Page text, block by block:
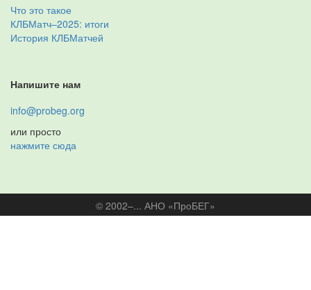
Что это такое
КЛБМатч–2025: итоги
История КЛБМатчей
Напишите нам
info@probeg.org
или просто
нажмите сюда
© 2002–... АНО «ПроБЕГ»